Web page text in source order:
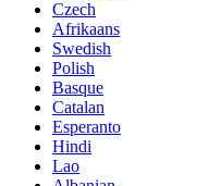
Czech
Afrikaans
Swedish
Polish
Basque
Catalan
Esperanto
Hindi
Lao